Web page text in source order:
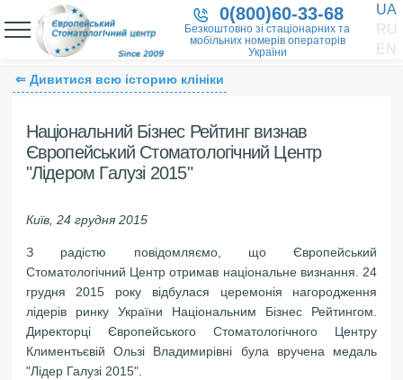
0(800)60-33-68
Безкоштовно зі стаціонарних та
мобільних номерів операторів
України
UA
RU
EN
⇐ Дивитися всю історию клініки
Національний Бізнес Рейтинг визнав
Європейський Стоматологічний Центр
"Лідером Галузі 2015"
Київ, 24 грудня 2015
З радістю повідомляємо, що Європейський
Стоматологічний Центр отримав національне визнання. 24
грудня 2015 року відбулася церемонія нагородження
лідерів ринку України Національним Бізнес Рейтингом.
Директорці Європейського Стоматологічного Центру
Климентьєвій Ользі Владимирівні була вручена медаль
"Лідер Галузі 2015".